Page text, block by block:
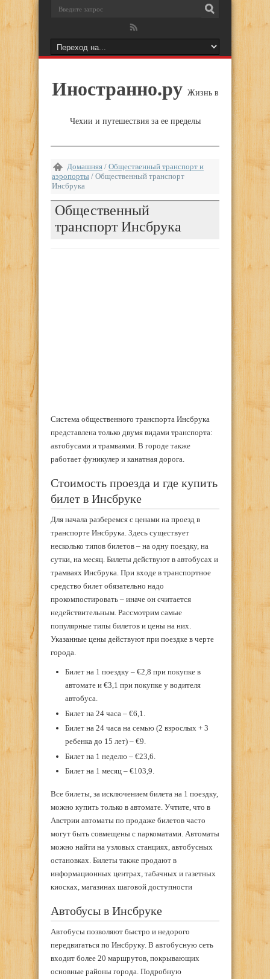
Иностранно.ру Жизнь в
Чехии и путешествия за ее пределы
Домашняя / Общественный транспорт и
аэропорты / Общественный транспорт
Инсбрука
Общественный
транспорт Инсбрука
Система общественного транспорта Инсбрука
представлена только двумя видами транспорта:
автобусами и трамваями. В городе также
работает фуникулер и канатная дорога.
Стоимость проезда и где купить
билет в Инсбруке
Для начала разберемся с ценами на проезд в
транспорте Инсбрука. Здесь существует
несколько типов билетов – на одну поездку, на
сутки, на месяц. Билеты действуют в автобусах и
трамваях Инсбрука. При входе в транспортное
средство билет обязательно надо
прокомпостировать – иначе он считается
недействительным. Рассмотрим самые
популярные типы билетов и цены на них.
Указанные цены действуют при поездке в черте
города.
Билет на 1 поездку – €2,8 при покупке в
автомате и €3,1 при покупке у водителя
автобуса.
Билет на 24 часа – €6,1.
Билет на 24 часа на семью (2 взрослых + 3
ребенка до 15 лет) – €9.
Билет на 1 неделю – €23,6.
Билет на 1 месяц – €103,9.
Все билеты, за исключением билета на 1 поездку,
можно купить только в автомате. Учтите, что в
Австрии автоматы по продаже билетов часто
могут быть совмещены с паркоматами. Автоматы
можно найти на узловых станциях, автобусных
остановках. Билеты также продают в
информационных центрах, табачных и газетных
киосках, магазинах шаговой доступности
Автобусы в Инсбруке
Автобусы позволяют быстро и недорого
передвигаться по Инсбруку. В автобусную сеть
входит более 20 маршрутов, покрывающих
основные районы города. Подробную